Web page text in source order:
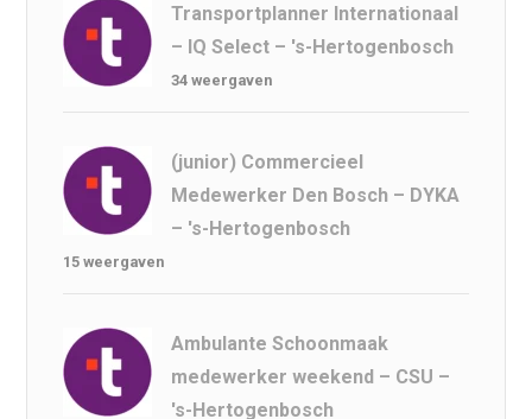
Transportplanner Internationaal
– IQ Select – 's-Hertogenbosch
34 weergaven
(junior) Commercieel
Medewerker Den Bosch – DYKA
– 's-Hertogenbosch
15 weergaven
Ambulante Schoonmaak
medewerker weekend – CSU –
's-Hertogenbosch